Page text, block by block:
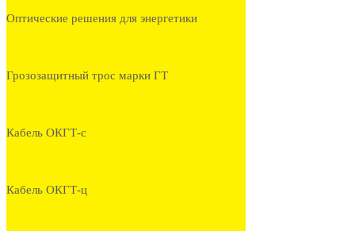
Оптические решения для энергетики
Грозозащитный трос марки ГТ
Кабель ОКГТ-с
Кабель ОКГТ-ц